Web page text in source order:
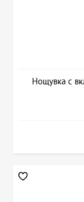
Нощувка с